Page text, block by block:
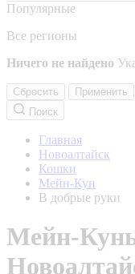
Популярные
Все регионы
Ничего не найдено
Сбросить
Применить
Поиск
Главная
Новоалтайск
Кошки
Мейн-Кун
В добрые руки
Мейн-